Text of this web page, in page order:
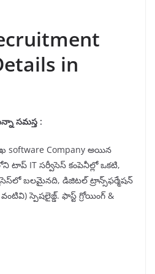
in
సమస్త :
software Company అయిన
టాప్ IT సర్వీసెస్ కంపెనీల్లో ఒకటి,
బలమైనది, డిజిటల్ ట్రాన్స్‌ఫర్మేషన్
స్పెషలైజ్డ్. ఫాస్ట్ గ్రోయింగ్ &